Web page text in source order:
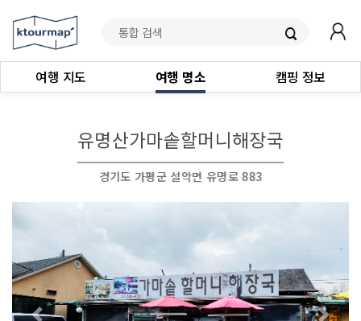
여행 지도 여행 명소 캠핑 정보
유명산가마솥할머니해장국
경기도 가평군 설악면 유명로 883